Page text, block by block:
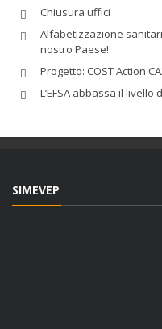
Chiusura uffici
Alfabetizzazione
nostro Paese!
Progetto: COST Action
L’EFSA abbassa il
SIMEVEP